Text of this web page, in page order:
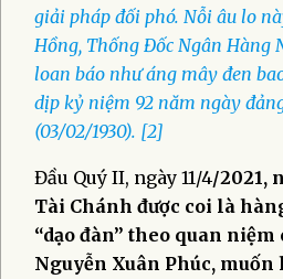
giải pháp đối phó. Nỗi âu lo
Hồng, Thống Đốc Ngân Hàng
loan báo như áng mây đen
dịp kỷ niệm 92 năm ngày
(03/02/1930). [2]
Đầu Quý II, ngày 11/4/2021,
Tài Chánh được coi là
“dạo đàn” theo quan niệm
Nguyễn Xuân Phúc,